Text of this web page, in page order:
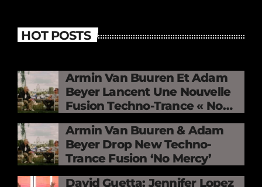
HOT POSTS
Armin Van Buuren Et Adam
Beyer Lancent Une Nouvelle
Fusion Techno-Trance « No
Mercy »
Armin Van Buuren & Adam
Beyer Drop New Techno-
Trance Fusion ‘No Mercy’
David Guetta: Jennifer Lopez